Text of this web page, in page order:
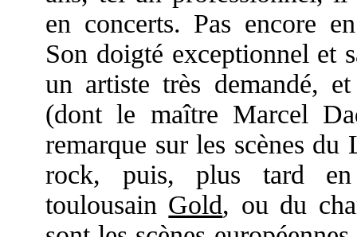
en concerts. Pas encore
Son doigté exceptionnel et
un artiste très demandé,
(dont le maître Marcel
remarque sur les scènes du
rock, puis, plus tard
toulousain Gold, ou du